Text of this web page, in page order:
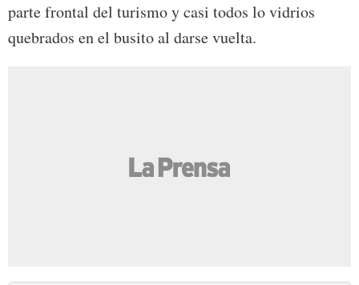
parte frontal del turismo y casi todos lo vidrios
quebrados en el busito al darse vuelta.